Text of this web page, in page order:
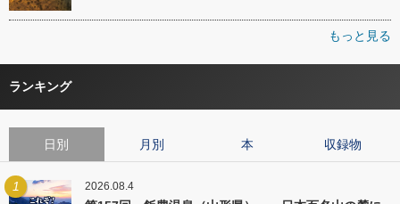
もっと見る
ランキング
日別 月別 本 収録物
1 2026.08.4